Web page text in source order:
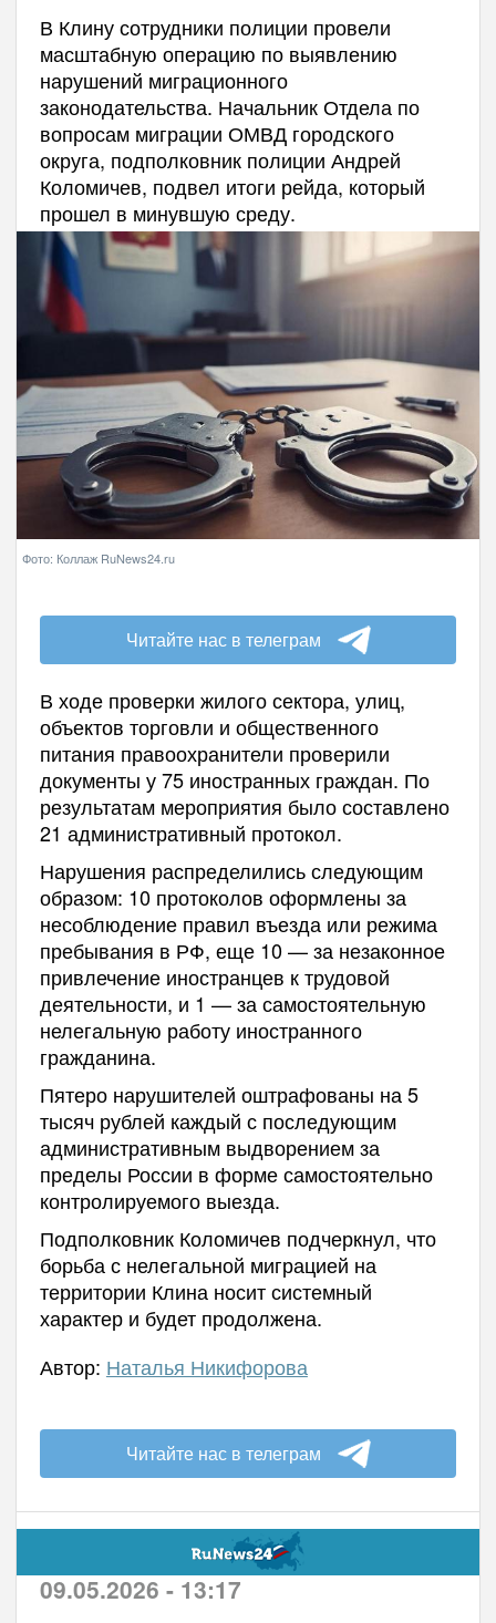
В Клину сотрудники полиции провели
масштабную операцию по выявлению
нарушений миграционного
законодательства. Начальник Отдела по
вопросам миграции ОМВД городского
округа, подполковник полиции Андрей
Коломичев, подвел итоги рейда, который
прошел в минувшую среду.
Фото: Коллаж RuNews24.ru
Читайте нас в телеграм
В ходе проверки жилого сектора, улиц,
объектов торговли и общественного
питания правоохранители проверили
документы у 75 иностранных граждан. По
результатам мероприятия было составлено
21 административный протокол.
Нарушения распределились следующим
образом: 10 протоколов оформлены за
несоблюдение правил въезда или режима
пребывания в РФ, еще 10 — за незаконное
привлечение иностранцев к трудовой
деятельности, и 1 — за самостоятельную
нелегальную работу иностранного
гражданина.
Пятеро нарушителей оштрафованы на 5
тысяч рублей каждый с последующим
административным выдворением за
пределы России в форме самостоятельно
контролируемого выезда.
Подполковник Коломичев подчеркнул, что
борьба с нелегальной миграцией на
территории Клина носит системный
характер и будет продолжена.
Автор: Наталья Никифорова
Читайте нас в телеграм
09.05.2026 - 13:17